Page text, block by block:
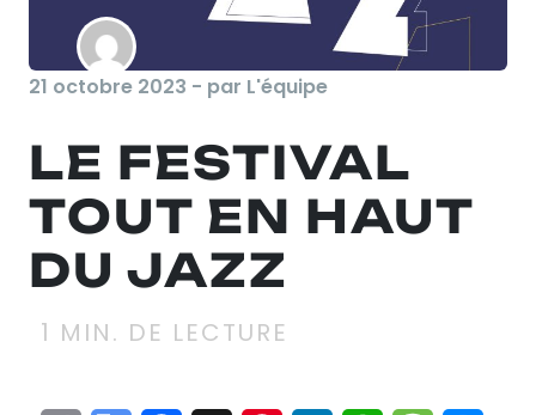
21 octobre 2023 - par L'équipe
LE FESTIVAL
TOUT EN HAUT
DU JAZZ
1 MIN. DE LECTURE